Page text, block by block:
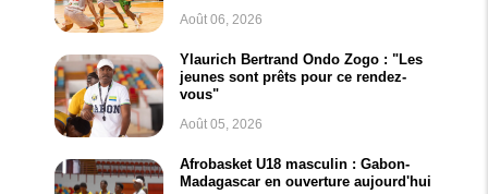
Août 06, 2026
Ylaurich Bertrand Ondo Zogo : "Les
jeunes sont prêts pour ce rendez-
vous"
Août 05, 2026
Afrobasket U18 masculin : Gabon-
Madagascar en ouverture aujourd'hui